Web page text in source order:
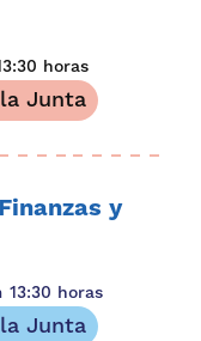
horas
Junta
y
13:30 horas
Junta